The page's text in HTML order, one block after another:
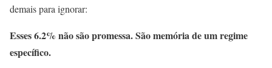
demais para ignorar:
Esses 6.2% não são promessa. São memória de um regime
específico.